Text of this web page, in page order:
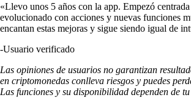
«Llevo unos 5 años con la app. Empezó
evolucionado con acciones y nuevas funciones
encantan estas mejoras y sigue siendo igual de
-Usuario verificado
Las opiniones de usuarios no garantizan
en criptomonedas conlleva riesgos y puedes
Las funciones y su disponibilidad dependen de